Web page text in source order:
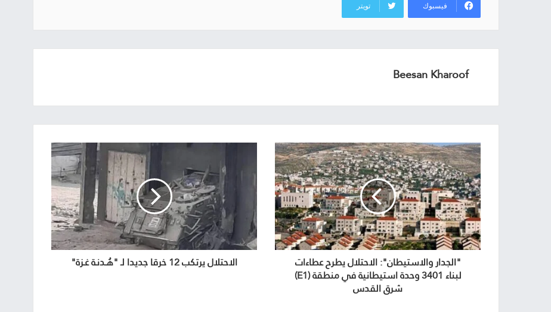
فيسبوك تويتر
Beesan Kharoof
"الجدار والاستيطان": الاحتلال يطرح عطاءات
لبناء 3401 وحدة استيطانية في منطقة (E1)
شرق القدس
الاحتلال يرتكب 12 خرقا جديدا لـ "هُـدنـة غـزة"